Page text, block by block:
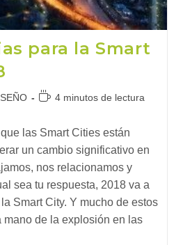
para la Smart
Tiempo4 minutos de lectura
las Smart Cities están
un cambio significativo en
nos relacionamos y
sea tu respuesta, 2018 va a
Smart City. Y mucho de estos
de la explosión en las